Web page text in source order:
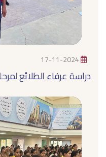
17-11-2024
دراسة عرفاء الطلائع